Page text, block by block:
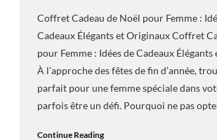
Coffret Cadeau de Noël pour Femme :
Cadeaux Élégants et Originaux Coffret
pour Femme : Idées de Cadeaux
À l’approche des fêtes de fin d’année,
parfait pour une femme spéciale dans
parfois être un défi. Pourquoi ne pas
Continue Reading